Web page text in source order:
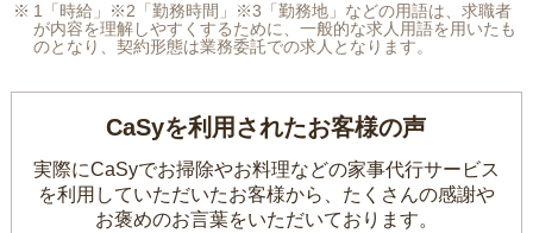
1「時給」※2「勤務時間」※3「勤務地」などの用語は、求職者
が内容を理解しやすくするために、一般的な求人用語を用いたも
のとなり、契約形態は業務委託での求人となります。
CaSyを利用されたお客様の声
実際にCaSyでお掃除やお料理などの家事代行サービス
を利用していただいたお客様から、 たくさんの感謝や
お褒めのお言葉をいただいております。